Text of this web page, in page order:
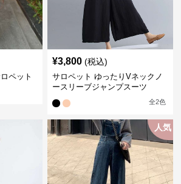
ペット
¥3,800 (税込)
サロペット ゆったりVネックノ
ースリーブジャンプスーツ
全2色
人気